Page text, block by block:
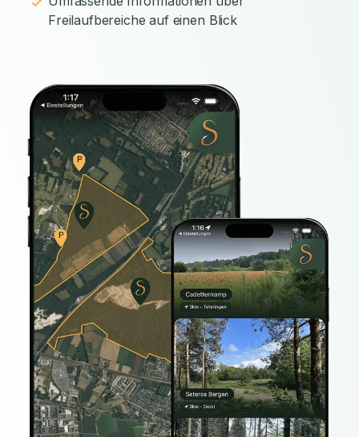
Freilaufbereiche auf einen Blick